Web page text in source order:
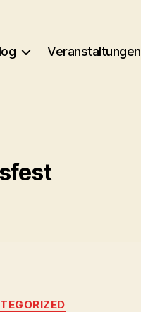
Veranstaltungen